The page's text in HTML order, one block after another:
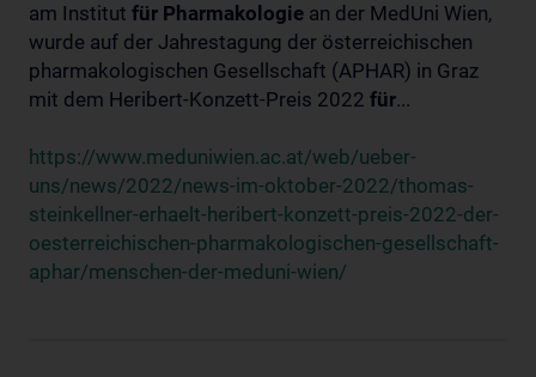
am Institut für Pharmakologie an der MedUni Wien,
wurde auf der Jahrestagung der österreichischen
pharmakologischen Gesellschaft (APHAR) in Graz
mit dem Heribert-Konzett-Preis 2022 für...
https://www.meduniwien.ac.at/web/ueber-
uns/news/2022/news-im-oktober-2022/thomas-
steinkellner-erhaelt-heribert-konzett-preis-2022-der-
oesterreichischen-pharmakologischen-gesellschaft-
aphar/menschen-der-meduni-wien/